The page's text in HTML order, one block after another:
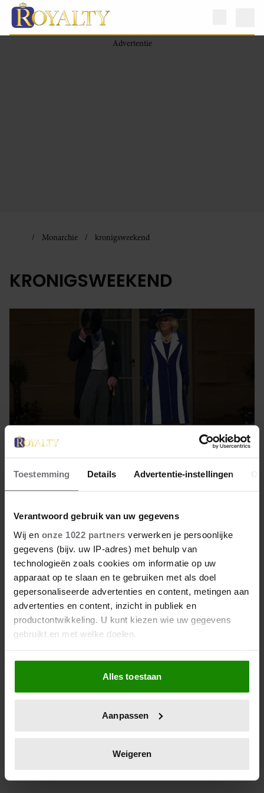
Toestemming Details Advertentie-instellingen
Verantwoord gebruik van uw gegevens
Wij en onze 1022 partners verwerken je persoonlijke
gegevens (bijv. uw IP-adres) met behulp van
technologieën zoals cookies om informatie op uw
apparaat op te slaan en te gebruiken met als doel
gepersonaliseerde advertenties en content, metingen aan
advertenties en content, inzicht in publiek en
productontwikkeling. U kunt kiezen wie uw gegevens
gebruikt en met welke doelen.
Als u het toestaat, willen we ook graag:
Informatie verzamelen over uw geografische
locatie, die tot een paar meter nauwkeurig kan zijn
scannen op specifieke eigenschappen (fingerprinting)
verwerkt en stel uw voorkeuren in het
intrekken in de Cookieverklaring.
Alles toestaan
Aanpassen
Weigeren
Monarchie kronigsweekend
KRONIGSWEEKEND
4 mei 2023
CAMILLA EN CHARLES ZIJN ER
KLAAR VOOR
De garden party op Buckingham Palace was een
groot succes. Nu maken Charles en Camilla zich op
voor de grote dag, zaterdag. Volgens een van de
gasten op de garden party zijn ze er helemaal klaar
voor.